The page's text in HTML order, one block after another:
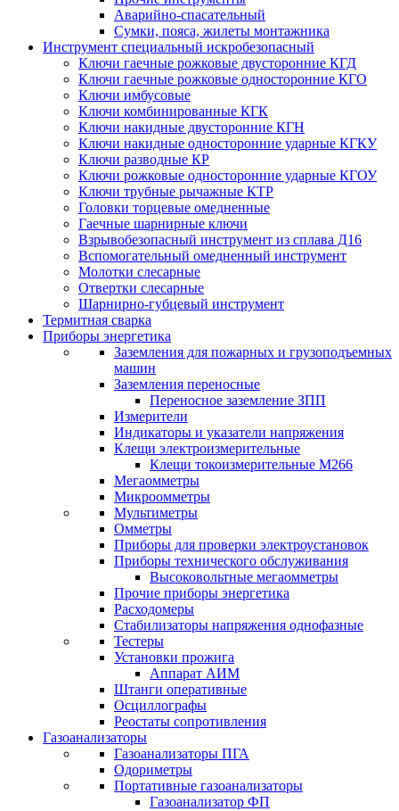
Аварийно-спасательный
Сумки, пояса, жилеты монтажника
Инструмент специальный искробезопасный
Ключи гаечные рожковые двусторонние КГД
Ключи гаечные рожковые односторонние КГО
Ключи имбусовые
Ключи комбинированные КГК
Ключи накидные двусторонние КГН
Ключи накидные односторонние ударные КГКУ
Ключи разводные КР
Ключи рожковые односторонние ударные КГОУ
Ключи трубные рычажные КТР
Головки торцевые омедненные
Гаечные шарнирные ключи
Взрывобезопасный инструмент из сплава Д16
Вспомогательный омедненный инструмент
Молотки слесарные
Отвертки слесарные
Шарнирно-губцевый инструмент
Термитная сварка
Приборы энергетика
Заземления для пожарных и грузоподъемных
машин
Заземления переносные
Переносное заземление ЗПП
Измерители
Индикаторы и указатели напряжения
Клещи электроизмерительные
Клещи токоизмерительные М266
Мегаомметры
Микроомметры
Мультиметры
Омметры
Приборы для проверки электроустановок
Приборы технического обслуживания
Высоковольтные мегаомметры
Прочие приборы энергетика
Расходомеры
Стабилизаторы напряжения однофазные
Тестеры
Установки прожига
Аппарат АИМ
Штанги оперативные
Осциллографы
Реостаты сопротивления
Газоанализаторы
Газоанализаторы ПГА
Одориметры
Портативные газоанализаторы
Газоанализатор ФП